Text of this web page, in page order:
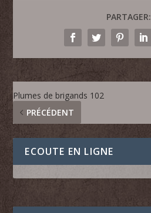
PARTAGER:
Plumes de brigands 102
PRÉCÉDENT
ECOUTE EN LIGNE